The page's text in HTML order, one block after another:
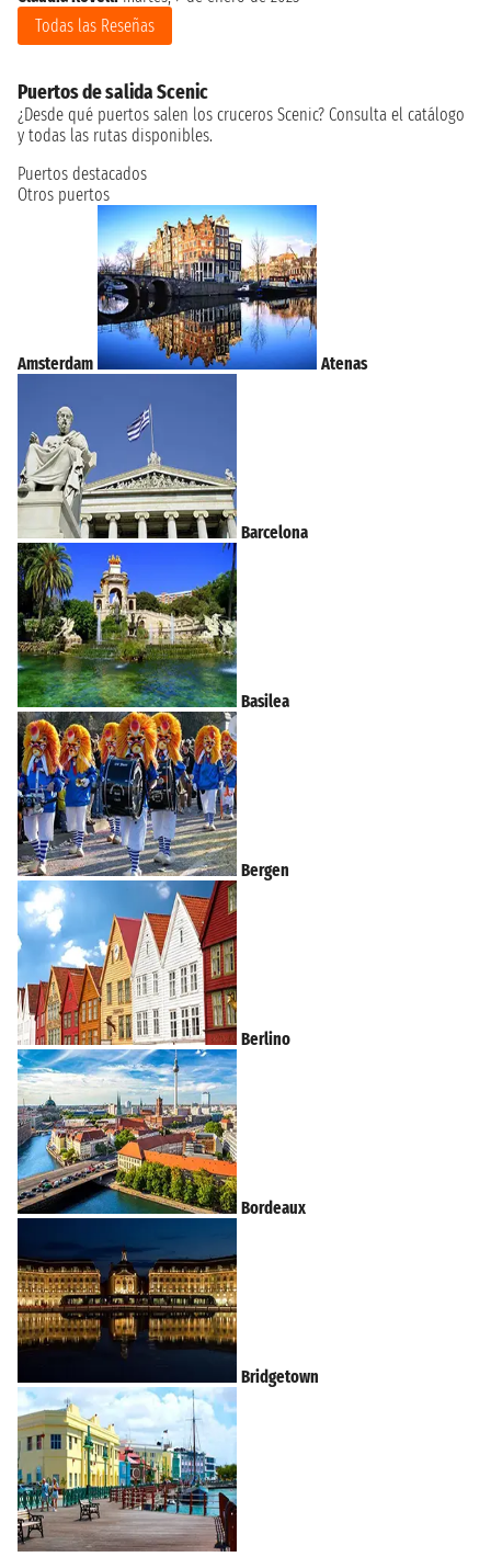
Todas las Reseñas
Puertos de salida Scenic
¿Desde qué puertos salen los cruceros Scenic? Consulta el catálogo
y todas las rutas disponibles.
Puertos destacados
Otros puertos
Amsterdam Atenas
Barcelona
Basilea
Bergen
Berlino
Bordeaux
Bridgetown